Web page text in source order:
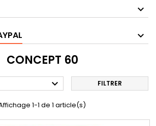
CONCEPT 60
 FILTRER
1-1 de 1 article(s)